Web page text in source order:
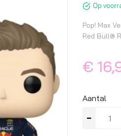
begin
Op
Pop! Max
Red Bull®
€
Aantal